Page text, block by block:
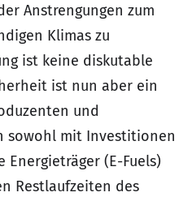
Anstrengungen zum
Klimas zu
ist keine diskutable
ist nun aber ein
und
sowohl mit Investitionen
(E-Fuels)
Restlaufzeiten des